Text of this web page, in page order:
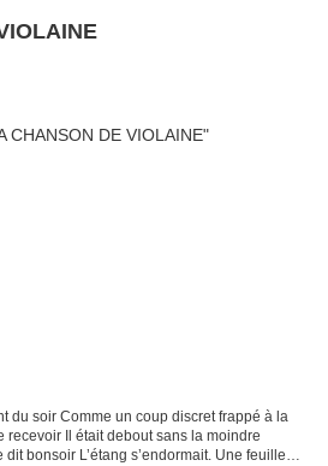
du soir Comme un coup discret frappé à la
recevoir Il était debout sans la moindre
bonsoir L’étang s’endormait. Une feuille